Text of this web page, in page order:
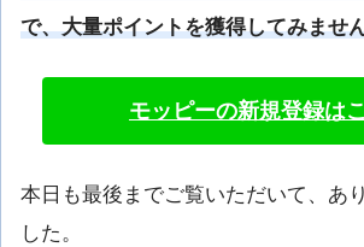
で、大量ポイントを獲得してみませ
モッピーの新規登録は
本日も最後までご覧いただいて、あ
した。